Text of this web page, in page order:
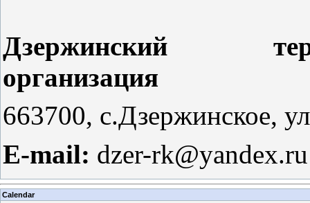
Дзержинский
организация
663700, с.Дзержинское,
E-mail: dzer-rk@yandex.ru
Calendar